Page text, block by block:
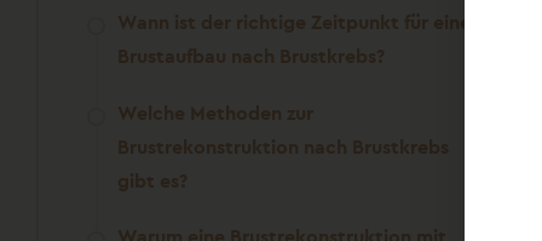
Wann ist der richtige Zeitpunkt für einen
Brustaufbau nach Brustkrebs?
Welche Methoden zur
Brustrekonstruktion nach Brustkrebs
gibt es?